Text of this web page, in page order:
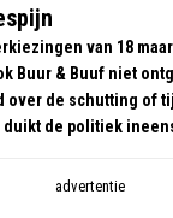
van 18
Buur & Buuf niet
over de schutting of
de politiek
advertentie